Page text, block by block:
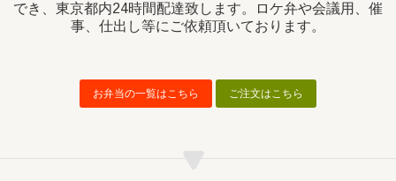
でき、東京都内24時間配達致します。ロケ弁や会議用、催
事、仕出し等にご依頼頂いております。
お弁当の一覧はこちら ご注文はこちら